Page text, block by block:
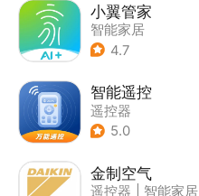
小翼管家
智能家居
4.7
智能遥控
遥控器
5.0
金制空气
遥控器
智能家居